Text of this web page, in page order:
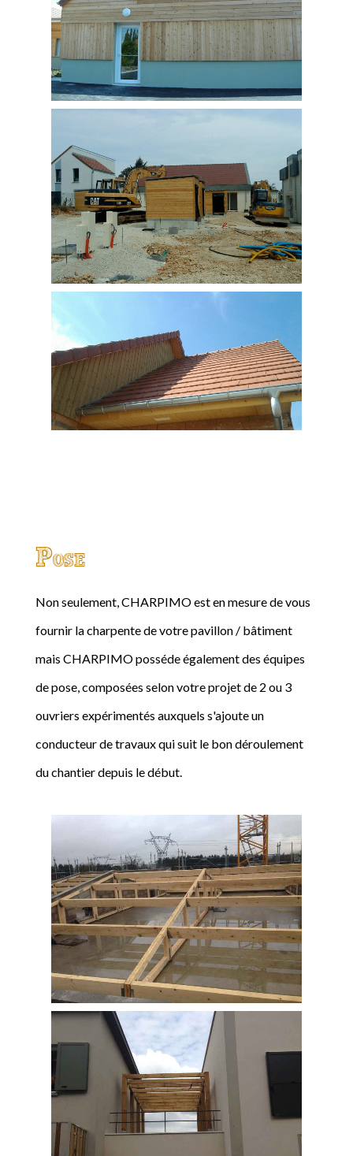
Pose
Non seulement, CHARPIMO est en mesure de vous
fournir la charpente de votre pavillon / bâtiment
mais CHARPIMO posséde également des équipes
de pose, composées selon votre projet de 2 ou 3
ouvriers expérimentés auxquels s'ajoute un
conducteur de travaux qui suit le bon déroulement
du chantier depuis le début.